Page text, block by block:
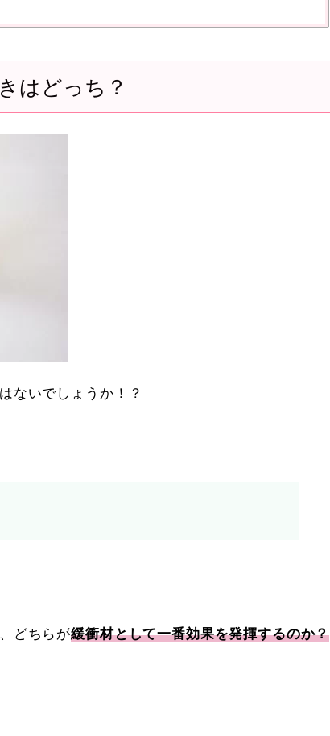
はどっち？
ないでしょうか！？
どちらが緩衝材として一番効果を発揮するのか？